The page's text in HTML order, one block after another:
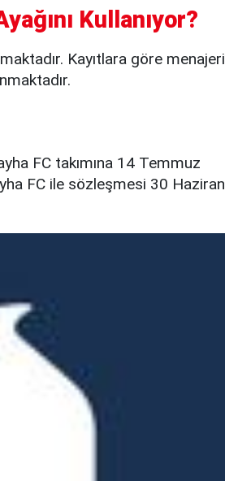
Kullanıyor?
Kayıtlara göre menajeri
FC takımına 14 Temmuz
FC ile sözleşmesi 30 Haziran